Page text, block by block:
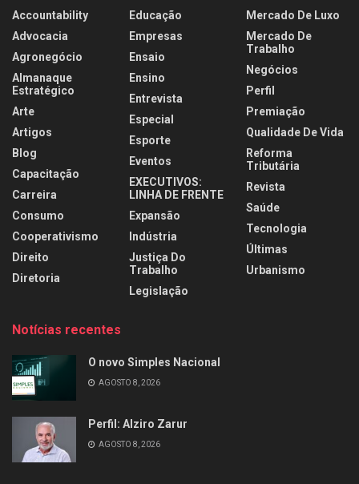
Accountability
Advocacia
Agronegócio
Almanaque
Estratégico
Arte
Artigos
Blog
Capacitação
Carreira
Consumo
Cooperativismo
Direito
Diretoria
Educação
Empresas
Ensaio
Ensino
Entrevista
Especial
Esporte
Eventos
EXECUTIVOS:
LINHA DE FRENTE
Expansão
Indústria
Justiça Do
Trabalho
Legislação
Mercado De Luxo
Mercado De
Trabalho
Negócios
Perfil
Premiação
Qualidade De Vida
Reforma
Tributária
Revista
Saúde
Tecnologia
Últimas
Urbanismo
Notícias recentes
O novo Simples Nacional
AGOSTO 8, 2026
Perfil: Alziro Zarur
AGOSTO 8, 2026